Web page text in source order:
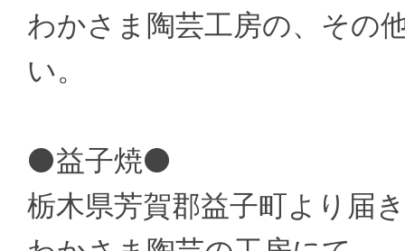
わかさま陶芸工房の、その
い。
⚫益子焼⚫
栃木県芳賀郡益子町より届